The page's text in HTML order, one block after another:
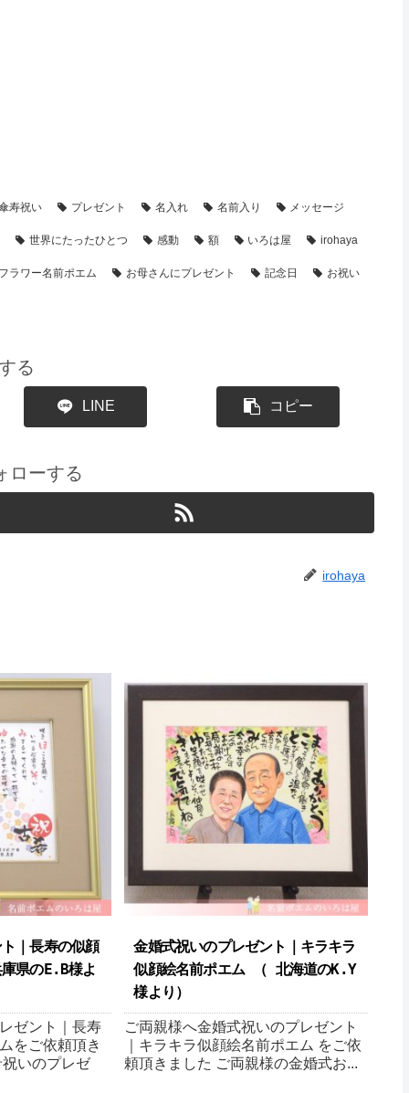
寿祝い プレゼント 名入れ 名前入り メッセージ
世界にたったひとつ 感動 額 いろは屋 irohaya
フラワー名前ポエム お母さんにプレゼント 記念日 お祝い
る
LINE コピー
ローする
irohaya
｜長寿の似顔
庫県のE.B様よ
ゼント｜長寿
をご依頼頂き
いのプレゼ
金婚式祝いのプレゼント｜キラキラ
似顔絵名前ポエム （ 北海道のK.Y
様より ）
ご両親様へ金婚式祝いのプレゼント
｜キラキラ似顔絵名前ポエム をご依
頼頂きました ご両親様の金婚式お...